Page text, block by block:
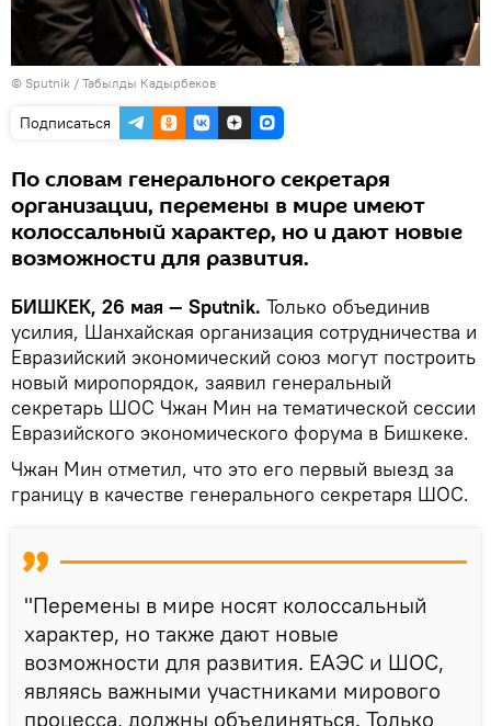
© Sputnik / Табылды Кадырбеков
Подписаться
По словам генерального секретаря
организации, перемены в мире имеют
колоссальный характер, но и дают новые
возможности для развития.
БИШКЕК, 26 мая — Sputnik. Только объединив
усилия, Шанхайская организация сотрудничества и
Евразийский экономический союз могут построить
новый миропорядок, заявил генеральный
секретарь ШОС Чжан Мин на тематической сессии
Евразийского экономического форума в Бишкеке.
Чжан Мин отметил, что это его первый выезд за
границу в качестве генерального секретаря ШОС.
"Перемены в мире носят колоссальный
характер, но также дают новые
возможности для развития. ЕАЭС и ШОС,
являясь важными участниками мирового
процесса, должны объединяться. Только